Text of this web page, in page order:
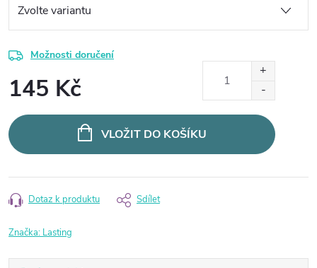
Možnosti doručení
145 Kč
cena:
VLOŽIT DO KOŠÍKU
Dotaz k produktu Sdílet
Značka: Lasting